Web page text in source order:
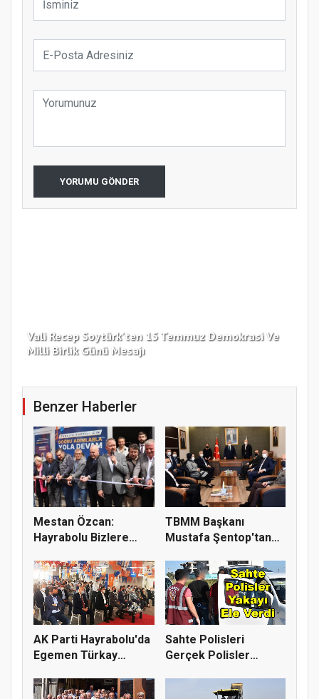
YORUMU GÖNDER
Vali Recep Soytürk'ten 15 Temmuz Demokrasi Ve
Milli Birlik Günü Mesajı
Benzer Haberler
Mestan Özcan:
Hayrabolu Bizlere
TBMM Başkanı
Mustafa Şentop'tan
AK Parti Hayrabolu'da
Egemen Türkay
Sahte Polisleri
Gerçek Polisler